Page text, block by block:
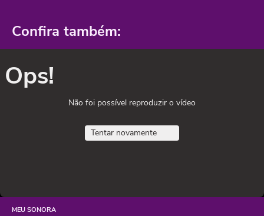
Confira também:
Ops!
Não foi possível reproduzir o vídeo
Tentar novamente
MEU SONORA